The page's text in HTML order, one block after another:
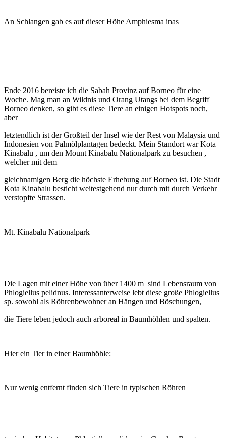
An Schlangen gab es auf dieser Höhe Amphiesma inas
Ende 2016 bereiste ich die Sabah Provinz auf Borneo für eine
Woche. Mag man an Wildnis und Orang Utangs bei dem Begriff
Borneo denken, so gibt es diese Tiere an einigen Hotspots noch,
aber
letztendlich ist der Großteil der Insel wie der Rest von Malaysia und
Indonesien von Palmölplantagen bedeckt. Mein Standort war Kota
Kinabalu , um den Mount Kinabalu Nationalpark zu besuchen ,
welcher mit dem
gleichnamigen Berg die höchste Erhebung auf Borneo ist. Die Stadt
Kota Kinabalu besticht weitestgehend nur durch mit durch Verkehr
verstopfte Strassen.
Mt. Kinabalu Nationalpark
Die Lagen mit einer Höhe von über 1400 m sind Lebensraum von
Phlogiellus pelidnus. Interessanterweise lebt diese große Phlogiellus
sp. sowohl als Röhrenbewohner an Hängen und Böschungen,
die Tiere leben jedoch auch arboreal in Baumhöhlen und spalten.
Hier ein Tier in einer Baumhöhle:
Nur wenig entfernt finden sich Tiere in typischen Röhren